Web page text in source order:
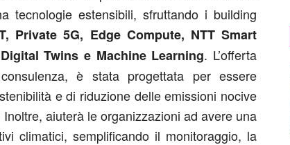
tecnologie estensibili, sfruttando i building
Private 5G, Edge Compute, NTT Smart
Twins e Machine Learning. L’offerta
è stata progettata per essere
e di riduzione delle emissioni nocive
aiuterà le organizzazioni ad avere una
climatici, semplificando il monitoraggio, la